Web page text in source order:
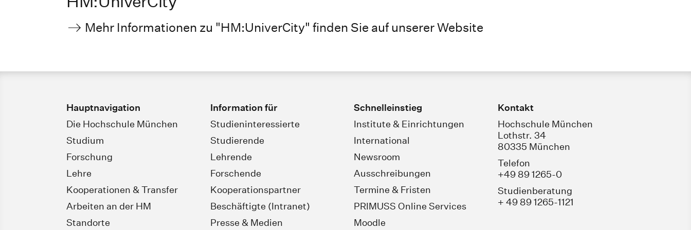
Mehr Informationen zu "HM:UniverCity" finden Sie auf unserer Website
Hauptnavigation
Die Hochschule München
Studium
Forschung
Lehre
Kooperationen & Transfer
Arbeiten an der HM
Standorte
Information für
Studieninteressierte
Studierende
Lehrende
Forschende
Kooperationspartner
Beschäftigte (Intranet)
Presse & Medien
Schnelleinstieg
Institute & Einrichtungen
International
Newsroom
Ausschreibungen
Termine & Fristen
PRIMUSS Online Services
Moodle
Kontakt
Hochschule München
Lothstr. 34
80335 München
Telefon
+49 89 1265-0
Studienberatung
+ 49 89 1265-1121